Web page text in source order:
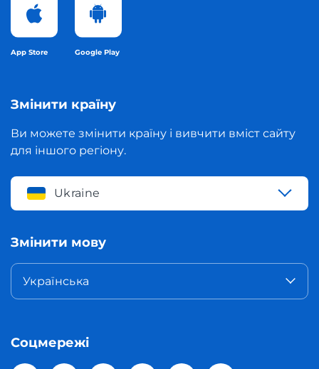
App Store Google Play
Змінити країну
Ви можете змінити країну і вивчити вміст сайту
для іншого регіону.
Ukraine
Змінити мову
Українська
Соцмережі